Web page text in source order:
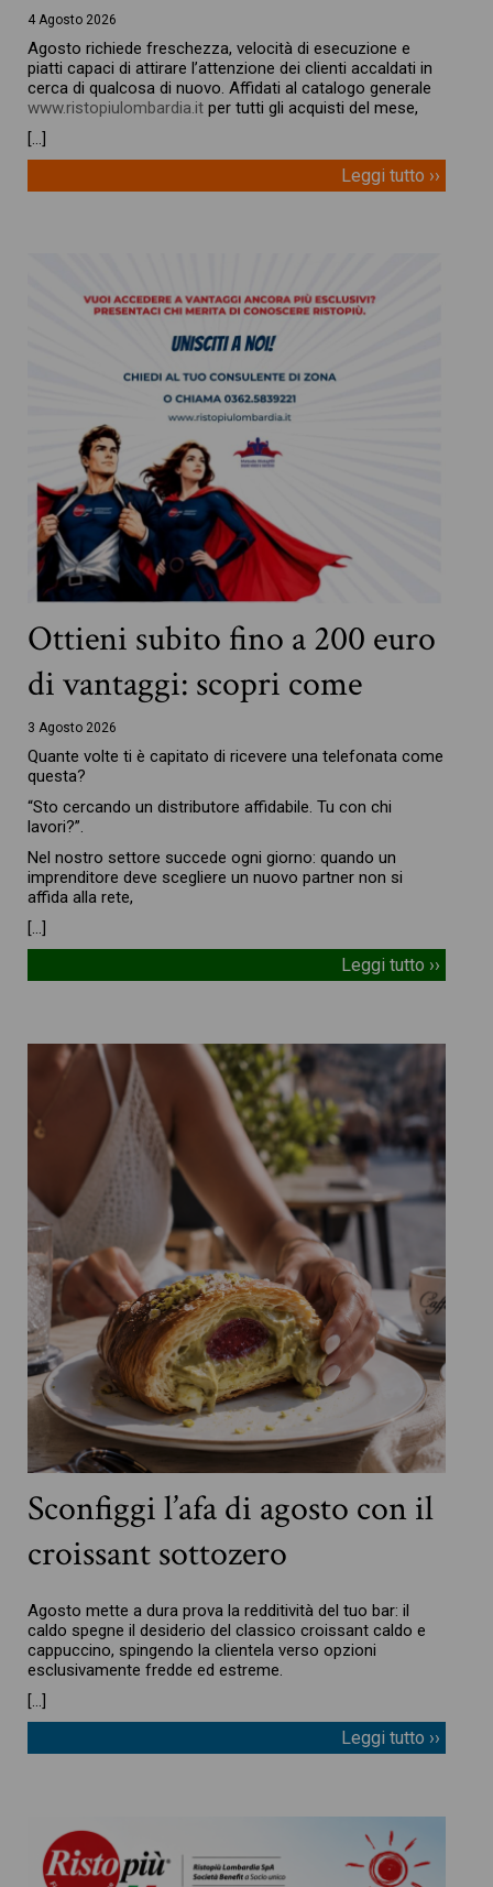
4 Agosto 2026
Agosto richiede freschezza, velocità di esecuzione e
piatti capaci di attirare l’attenzione dei clienti accaldati in
cerca di qualcosa di nuovo. Affidati al catalogo generale
www.ristopiulombardia.it per tutti gli acquisti del mese,
[…]
Leggi tutto ››
Ottieni subito fino a 200 euro
di vantaggi: scopri come
3 Agosto 2026
Quante volte ti è capitato di ricevere una telefonata come
questa?
“Sto cercando un distributore affidabile. Tu con chi
lavori?”.
Nel nostro settore succede ogni giorno: quando un
imprenditore deve scegliere un nuovo partner non si
affida alla rete,
[…]
Leggi tutto ››
Sconfiggi l’afa di agosto con il
croissant sottozero
Agosto mette a dura prova la redditività del tuo bar: il
caldo spegne il desiderio del classico croissant caldo e
cappuccino, spingendo la clientela verso opzioni
esclusivamente fredde ed estreme.
[…]
Leggi tutto ››